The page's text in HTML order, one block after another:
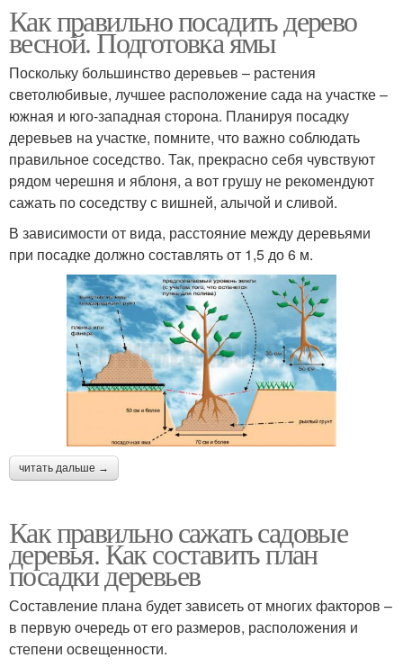
Как правильно посадить дерево
весной. Подготовка ямы
Поскольку большинство деревьев – растения
светолюбивые, лучшее расположение сада на участке –
южная и юго-западная сторона. Планируя посадку
деревьев на участке, помните, что важно соблюдать
правильное соседство. Так, прекрасно себя чувствуют
рядом черешня и яблоня, а вот грушу не рекомендуют
сажать по соседству с вишней, алычой и сливой.
В зависимости от вида, расстояние между деревьями
при посадке должно составлять от 1,5 до 6 м.
читать дальше →
Как правильно сажать садовые
деревья. Как составить план
посадки деревьев
Составление плана будет зависеть от многих факторов –
в первую очередь от его размеров, расположения и
степени освещенности.